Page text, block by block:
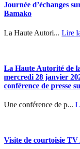
Journée d’échanges
Bamako
La Haute Autori... Lire
La Haute Autorité de
mercredi 28 janvier
conférence de presse
Une conférence de p...
Visite de courtoisie TV